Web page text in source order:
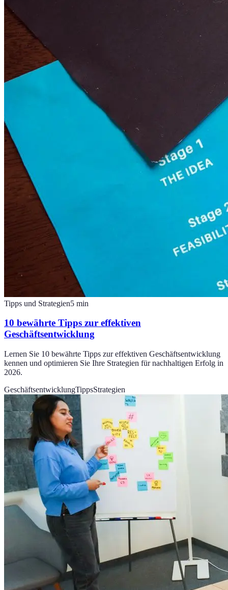
Tipps und Strategien5 min
10 bewährte Tipps zur effektiven
Geschäftsentwicklung
Lernen Sie 10 bewährte Tipps zur effektiven Geschäftsentwicklung
kennen und optimieren Sie Ihre Strategien für nachhaltigen Erfolg in
2026.
GeschäftsentwicklungTippsStrategien